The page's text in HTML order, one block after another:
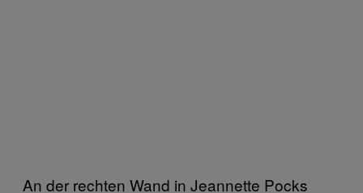
An der rechten Wand in Jeannette Pocks